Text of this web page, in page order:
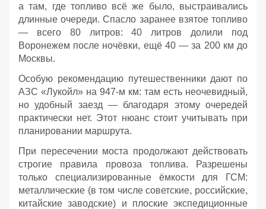
а там, где топливо всё же было, выстраивались
длинные очереди. Спасло заранее взятое топливо
— всего 80 литров: 40 литров долили под
Воронежем после ночёвки, ещё 40 — за 200 км до
Москвы.
Особую рекомендацию путешественники дают по
АЗС «Лукойл» на 947‑м км: там есть неочевидный,
но удобный заезд — благодаря этому очередей
практически нет. Этот нюанс стоит учитывать при
планировании маршрута.
При пересечении моста продолжают действовать
строгие правила провоза топлива. Разрешены
только специализированные ёмкости для ГСМ:
металлические (в том числе советские, российские,
китайские заводские) и плоские экспедиционные